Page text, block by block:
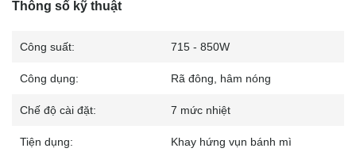
Thông số kỹ thuật
Công suất: 715 - 850W
Công dụng: Rã đông, hâm nóng
Chế độ cài đặt: 7 mức nhiệt
Tiện dụng: Khay hứng vụn bánh mì